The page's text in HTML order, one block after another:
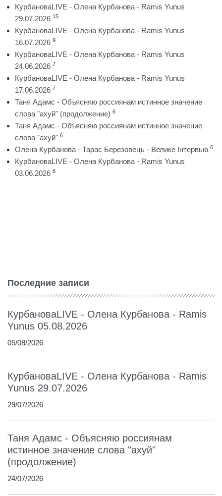
КурбановаLIVE - Олена Курбанова - Ramis Yunus
29.07.2026 15
КурбановаLIVE - Олена Курбанова - Ramis Yunus
16.07.2026 9
КурбановаLIVE - Олена Курбанова - Ramis Yunus
24.06.2026 7
КурбановаLIVE - Олена Курбанова - Ramis Yunus
17.06.2026 7
Таня Адамс - Объясняю россиянам истинное значение
слова "ахуй" (продолжение) 6
Таня Адамс - Объясняю россиянам истинное значение
слова "ахуй" 6
Олена Курбанова - Тарас Березовець - Велике Інтервью 6
КурбановаLIVE - Олена Курбанова - Ramis Yunus
03.06.2026 6
Последние записи
КурбановаLIVE - Олена Курбанова - Ramis
Yunus 05.08.2026
05/08/2026
КурбановаLIVE - Олена Курбанова - Ramis
Yunus 29.07.2026
29/07/2026
Таня Адамс - Объясняю россиянам
истинное значение слова "ахуй"
(продолжение)
24/07/2026